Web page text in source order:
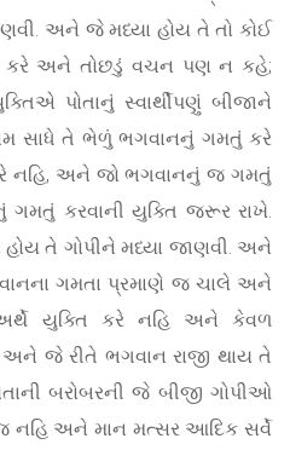
અને જે મધ્યા હોય તે તો કોઈ
કરે અને તોછડું વચન પણ ન કહે;
પોતાનું સ્વાર્થીપણું બીજાને
સાધે તે ભેળું ભગવાનનું ગમતું કરે
અને જો ભગવાનનું જ ગમતું
ગમતું કરવાની યુક્તિ જરૂર રાખે.
તે ગોપીને મધ્યા જાણવી. અને
ગમતા પ્રમાણે જ ચાલે અને
અર્થે યુક્તિ કરે નહિ અને કેવળ
જે રીતે ભગવાન રાજી થાય તે
બરોબરની જે બીજી ગોપીઓ
જ નહિ અને માન મત્સર આદિક સર્વે